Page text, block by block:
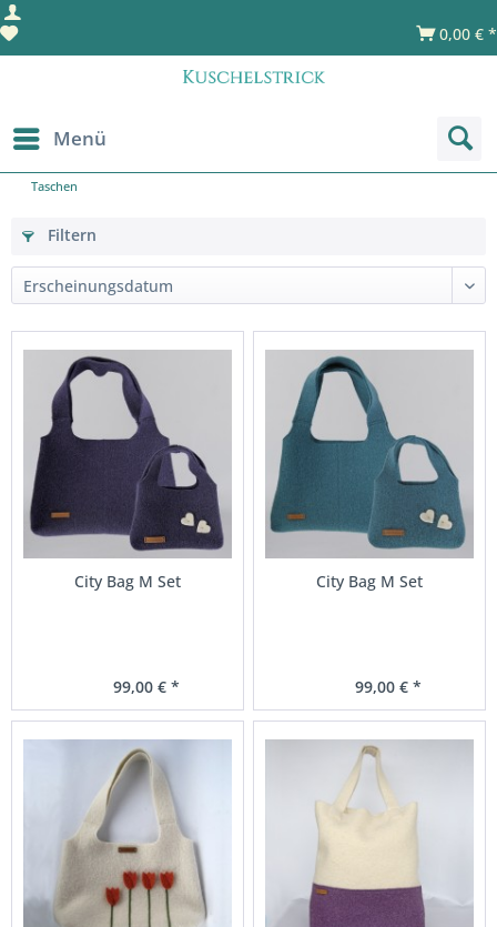
0,00 € *
Menü
Taschen
Filtern
City Bag M Set
99,00 € *
City Bag M Set
99,00 € *